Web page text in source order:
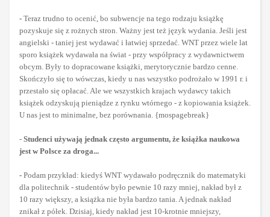
- Teraz trudno to ocenić, bo subwencje na tego rodzaju książkę
pozyskuje się z rożnych stron. Ważny jest też język wydania. Jeśli jest
angielski - taniej jest wydawać i łatwiej sprzedać. WNT przez wiele lat
sporo książek wydawała na świat - przy współpracy z wydawnictwem
obcym. Były to dopracowane książki, merytorycznie bardzo cenne.
Skończyło się to wówczas, kiedy u nas wszystko podrożało w 1991 r. i
przestało się opłacać. Ale we wszystkich krajach wydawcy takich
książek odzyskują pieniądze z rynku wtórnego - z kopiowania książek.
U nas jest to minimalne, bez porównania. {mospagebreak}
- Studenci używają jednak często argumentu, że książka naukowa
jest w Polsce za droga...
- Podam przykład: kiedyś WNT wydawało podręcznik do matematyki
dla politechnik - studentów było pewnie 10 razy mniej, nakład był z
10 razy większy, a książka nie była bardzo tania. A jednak nakład
znikał z półek. Dzisiaj, kiedy nakład jest 10-krotnie mniejszy,